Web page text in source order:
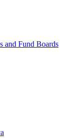
and Fund Boards